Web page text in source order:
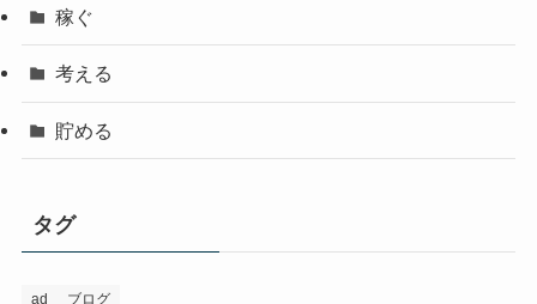
稼ぐ
考える
貯める
タグ
ad ブログ